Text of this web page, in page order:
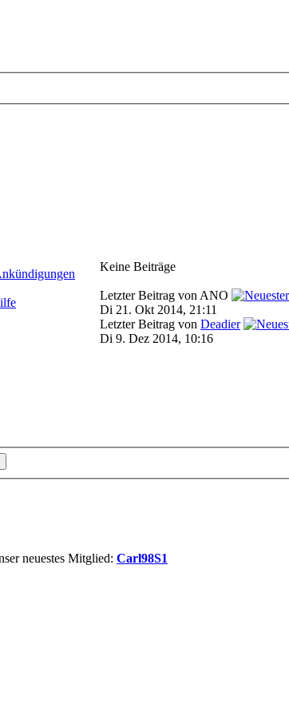
Keine Beiträge
Letzter Beitrag von ANO
Di 21. Okt 2014, 21:11
Letzter Beitrag von Deadier
Di 9. Dez 2014, 10:16
neuestes Mitglied: Carl98S1